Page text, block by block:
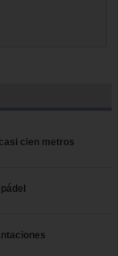
cien metros